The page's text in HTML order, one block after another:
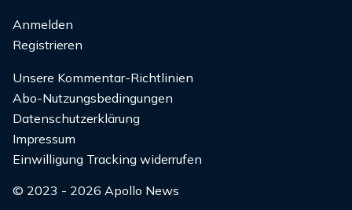
Anmelden
Registrieren
Unsere Kommentar-Richtlinien
Abo-Nutzungsbedingungen
Datenschutzerklärung
Impressum
Einwilligung Tracking widerrufen
© 2023 - 2026 Apollo News